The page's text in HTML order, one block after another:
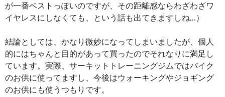
が一番ベストっぽいのですが、その距離感ならわざわざワ
イヤレスにしなくても、という話も出てきますしね…）
結論としては、かなり微妙になってしまいましたが、個人
的にはちゃんと目的があって買ったのでそれなりに満足し
ています。実際、サーキットトレーニングジムではバイク
のお供に使ってますし、今後はウォーキングやジョギング
のお供にも使うつもりです。